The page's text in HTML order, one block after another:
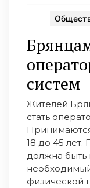
систeм
Жителей
стать
18 до 45 лет.
должна быть
физической